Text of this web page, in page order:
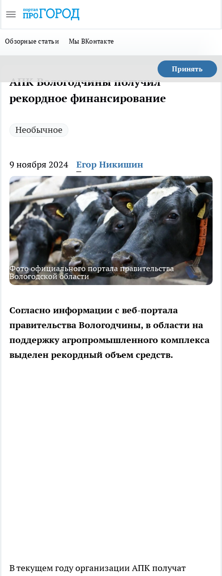
Обзорные статьи Мы ВКонтакте
Принять
АПК Вологодчины получил
рекордное финансирование
Необычное
9 ноября 2024 Егор Никишин
Фото официального портала правительства
Вологодской области
Согласно информации с веб-портала
правительства Вологодчины, в области на
поддержку агропромышленного комплекса
выделен рекордный объем средств.
В текущем году организации АПК получат